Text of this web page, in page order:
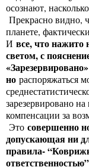
осознают,
Прекрасно видно,
планете,
И все, что
светом, с
но распоряжаться
зарезервировано
компенсации за
Это совершенно
допускающая ни
правила-